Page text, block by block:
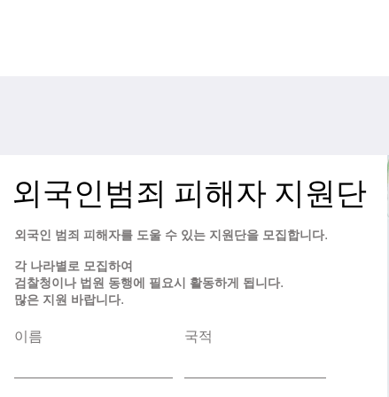
외국인범죄 피해자 지원단
외국인 범죄 피해자를 도울 수 있는 지원단을 모집합니다.
각 나라별로 모집하여
검찰청이나 법원 동행에 필요시 활동하게 됩니다.
​많은 지원 바랍니다.
이름 국적